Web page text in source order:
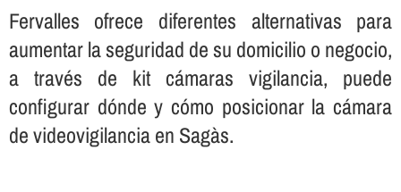
Fervalles ofrece diferentes alternativas para
aumentar la seguridad de su domicilio o negocio,
a través de kit cámaras vigilancia, puede
configurar dónde y cómo posicionar la cámara
de videovigilancia en Sagàs.